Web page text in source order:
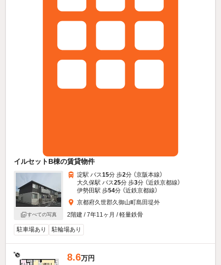
イルセットB棟の賃貸物件
すべての写真
淀駅 バス15分 歩2分 （京阪本線）
大久保駅 バス25分 歩3分 （近鉄京都線）
伊勢田駅 歩54分 （近鉄京都線）
京都府久世郡久御山町島田堤外
2階建 / 7年11ヶ月 / 軽量鉄骨
駐車場あり 駐輪場あり
8.6万円